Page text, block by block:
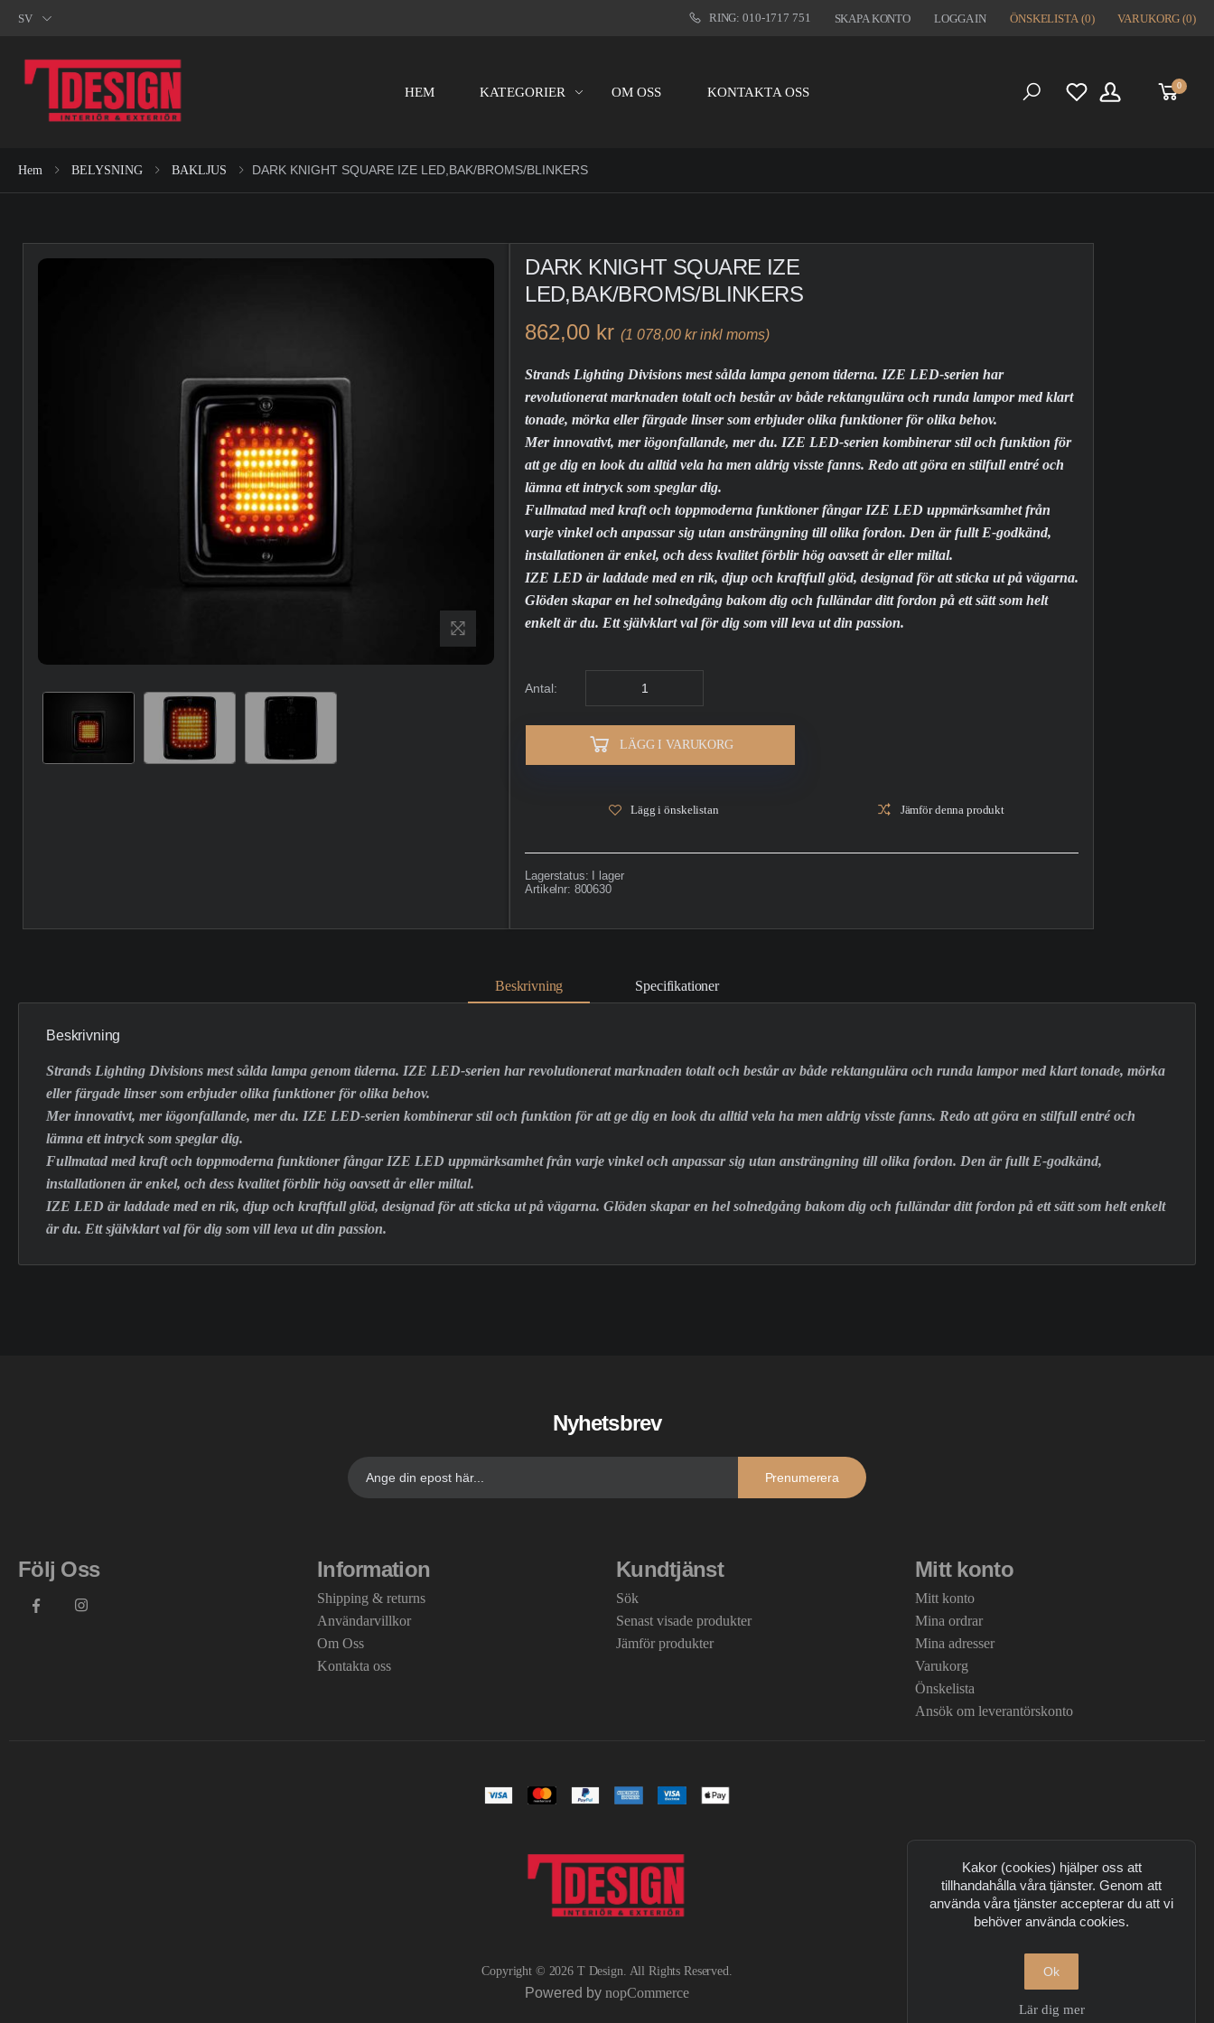
SV RING: 010-1717 751 SKAPA KONTO LOGGA IN ÖNSKELISTA (0) VARUKORG (0)
HEM KATEGORIER OM OSS KONTAKTA OSS 0
Hem BELYSNING BAKLJUS DARK KNIGHT SQUARE IZE LED,BAK/BROMS/BLINKERS
DARK KNIGHT SQUARE IZE
LED,BAK/BROMS/BLINKERS
862,00 kr (1 078,00 kr inkl moms)
Strands Lighting Divisions mest sålda lampa genom tiderna. IZE LED-serien har
revolutionerat marknaden totalt och består av både rektangulära och runda lampor med klart
tonade, mörka eller färgade linser som erbjuder olika funktioner för olika behov.
Mer innovativt, mer iögonfallande, mer du. IZE LED-serien kombinerar stil och funktion för
att ge dig en look du alltid vela ha men aldrig visste fanns. Redo att göra en stilfull entré och
lämna ett intryck som speglar dig.
Fullmatad med kraft och toppmoderna funktioner fångar IZE LED uppmärksamhet från
varje vinkel och anpassar sig utan ansträngning till olika fordon. Den är fullt E-godkänd,
installationen är enkel, och dess kvalitet förblir hög oavsett år eller miltal.
IZE LED är laddade med en rik, djup och kraftfull glöd, designad för att sticka ut på vägarna.
Glöden skapar en hel solnedgång bakom dig och fulländar ditt fordon på ett sätt som helt
enkelt är du. Ett självklart val för dig som vill leva ut din passion.
Antal:
LÄGG I VARUKORG
Lägg i önskelistan Jämför denna produkt
Lagerstatus:
I lager
Artikelnr: 800630
Beskrivning Specifikationer
Beskrivning
Strands Lighting Divisions mest sålda lampa genom tiderna. IZE LED-serien har revolutionerat marknaden totalt och består av både rektangulära och runda lampor med klart tonade, mörka
eller färgade linser som erbjuder olika funktioner för olika behov.
Mer innovativt, mer iögonfallande, mer du. IZE LED-serien kombinerar stil och funktion för att ge dig en look du alltid vela ha men aldrig visste fanns. Redo att göra en stilfull entré och
lämna ett intryck som speglar dig.
Fullmatad med kraft och toppmoderna funktioner fångar IZE LED uppmärksamhet från varje vinkel och anpassar sig utan ansträngning till olika fordon. Den är fullt E-godkänd,
installationen är enkel, och dess kvalitet förblir hög oavsett år eller miltal.
IZE LED är laddade med en rik, djup och kraftfull glöd, designad för att sticka ut på vägarna. Glöden skapar en hel solnedgång bakom dig och fulländar ditt fordon på ett sätt som helt enkelt
är du. Ett självklart val för dig som vill leva ut din passion.
Nyhetsbrev
Prenumerera
Följ Oss Information
Shipping & returns
Användarvillkor
Om Oss
Kontakta oss
Kundtjänst
Sök
Senast visade produkter
Jämför produkter
Mitt konto
Mitt konto
Mina ordrar
Mina adresser
Varukorg
Önskelista
Ansök om leverantörskonto
Copyright © 2026 T Design. All Rights Reserved.
Powered by nopCommerce
Kakor (cookies) hjälper oss att
tillhandahålla våra tjänster. Genom att
använda våra tjänster accepterar du att vi
behöver använda cookies.
Ok
Lär dig mer